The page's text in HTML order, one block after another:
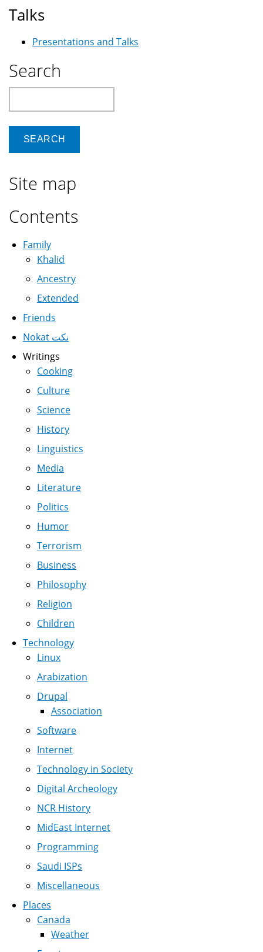
Talks
Presentations and Talks
Search
Site map
Contents
Family
Khalid
Ancestry
Extended
Friends
Nokat نكت
Writings
Cooking
Culture
Science
History
Linguistics
Media
Literature
Politics
Humor
Terrorism
Business
Philosophy
Religion
Children
Technology
Linux
Arabization
Drupal
Association
Software
Internet
Technology in Society
Digital Archeology
NCR History
MidEast Internet
Programming
Saudi ISPs
Miscellaneous
Places
Canada
Weather